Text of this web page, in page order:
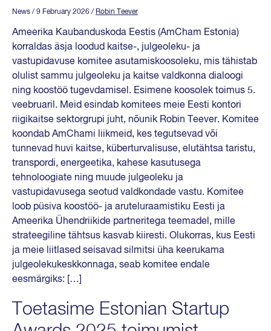
News / 9 February 2026 / Robin Teever
Ameerika Kaubanduskoda Eestis (AmCham Estonia)
korraldas äsja loodud kaitse-, julgeoleku- ja
vastupidavuse komitee asutamiskoosoleku, mis tähistab
olulist sammu julgeoleku ja kaitse valdkonna dialoogi
ning koostöö tugevdamisel. Esimene koosolek toimus 5.
veebruaril. Meid esindab komitees meie Eesti kontori
riigikaitse sektorgrupi juht, nõunik Robin Teever. Komitee
koondab AmChami liikmeid, kes tegutsevad või
tunnevad huvi kaitse, küberturvalisuse, elutähtsa taristu,
transpordi, energeetika, kahese kasutusega
tehnoloogiate ning muude julgeoleku ja
vastupidavusega seotud valdkondade vastu. Komitee
loob püsiva koostöö- ja aruteluraamistiku Eesti ja
Ameerika Ühendriikide partneritega teemadel, mille
strateegiline tähtsus kasvab kiiresti. Olukorras, kus Eesti
ja meie liitlased seisavad silmitsi üha keerukama
julgeolekukeskkonnaga, seab komitee endale
eesmärgiks: […]
Toetasime Estonian Startup